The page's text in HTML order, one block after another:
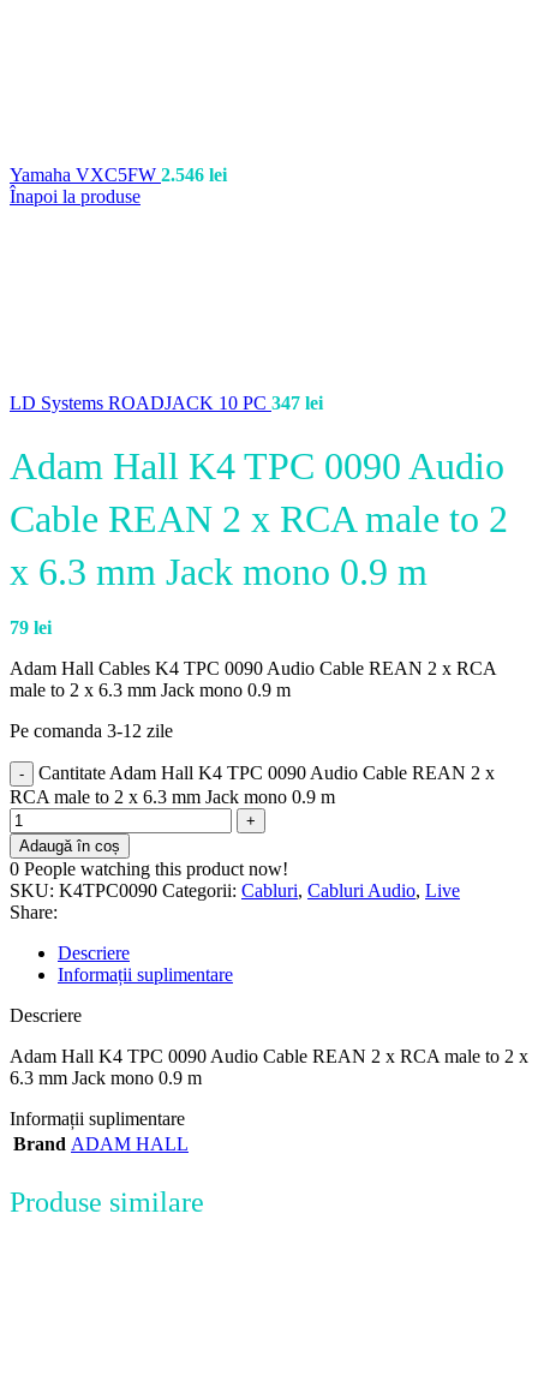
Yamaha VXC5FW 2.546 lei
Înapoi la produse
LD Systems ROADJACK 10 PC 347 lei
Adam Hall K4 TPC 0090 Audio
Cable REAN 2 x RCA male to 2
x 6.3 mm Jack mono 0.9 m
79 lei
Adam Hall Cables K4 TPC 0090 Audio Cable REAN 2 x RCA
male to 2 x 6.3 mm Jack mono 0.9 m
Pe comanda 3-12 zile
Cantitate Adam Hall K4 TPC 0090 Audio Cable REAN 2 x
RCA male to 2 x 6.3 mm Jack mono 0.9 m
Adaugă în coș
0 People watching this product now!
SKU: K4TPC0090 Categorii: Cabluri, Cabluri Audio, Live
Share:
Descriere
Informații suplimentare
Descriere
Adam Hall K4 TPC 0090 Audio Cable REAN 2 x RCA male to 2 x
6.3 mm Jack mono 0.9 m
Informații suplimentare
Brand ADAM HALL
Produse similare